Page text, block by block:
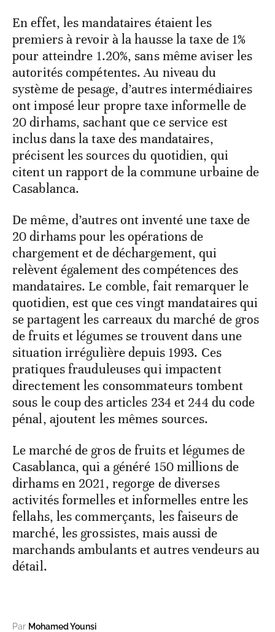
En effet, les mandataires étaient les
premiers à revoir à la hausse la taxe de 1%
pour atteindre 1.20%, sans même aviser les
autorités compétentes. Au niveau du
système de pesage, d’autres intermédiaires
ont imposé leur propre taxe informelle de
20 dirhams, sachant que ce service est
inclus dans la taxe des mandataires,
précisent les sources du quotidien, qui
citent un rapport de la commune urbaine de
Casablanca.
De même, d’autres ont inventé une taxe de
20 dirhams pour les opérations de
chargement et de déchargement, qui
relèvent également des compétences des
mandataires. Le comble, fait remarquer le
quotidien, est que ces vingt mandataires qui
se partagent les carreaux du marché de gros
de fruits et légumes se trouvent dans une
situation irrégulière depuis 1993. Ces
pratiques frauduleuses qui impactent
directement les consommateurs tombent
sous le coup des articles 234 et 244 du code
pénal, ajoutent les mêmes sources.
Le marché de gros de fruits et légumes de
Casablanca, qui a généré 150 millions de
dirhams en 2021, regorge de diverses
activités formelles et informelles entre les
fellahs, les commerçants, les faiseurs de
marché, les grossistes, mais aussi de
marchands ambulants et autres vendeurs au
détail.
Par Mohamed Younsi